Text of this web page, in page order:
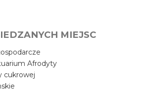
MIEJSC
Afrodyty
cukrowej